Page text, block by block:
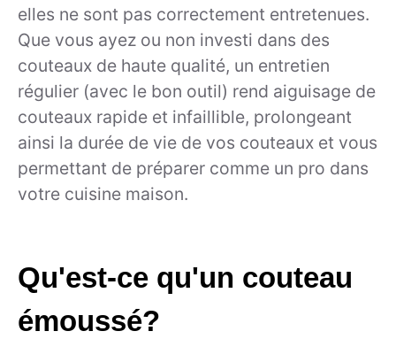
elles ne sont pas correctement entretenues.
Que vous ayez ou non investi dans des
couteaux de haute qualité, un entretien
régulier (avec le bon outil) rend aiguisage de
couteaux rapide et infaillible, prolongeant
ainsi la durée de vie de vos couteaux et vous
permettant de préparer comme un pro dans
votre cuisine maison.
Qu'est-ce qu'un couteau
émoussé?